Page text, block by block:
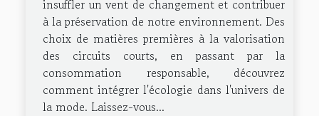
insuffler un vent de changement et contribuer
à la préservation de notre environnement. Des
choix de matières premières à la valorisation
des circuits courts, en passant par la
consommation responsable, découvrez
comment intégrer l'écologie dans l'univers de
la mode. Laissez-vous...